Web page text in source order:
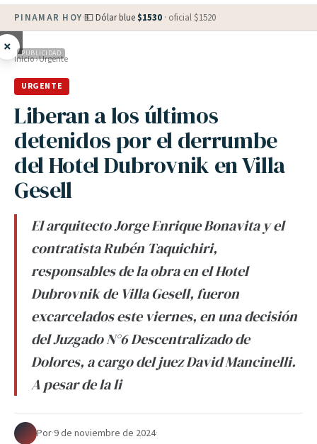
PINAMAR HOY·💵 Dólar blue $1530 · oficial $1520
× PUBLICIDAD
Inicio›Urgente
URGENTE
Liberan a los últimos
detenidos por el derrumbe
del Hotel Dubrovnik en Villa
Gesell
El arquitecto Jorge Enrique Bonavita y el
contratista Rubén Taquichiri,
responsables de la obra en el Hotel
Dubrovnik de Villa Gesell, fueron
excarcelados este viernes, en una decisión
del Juzgado N°6 Descentralizado de
Dolores, a cargo del juez David Mancinelli.
A pesar de la li
Por·9 de noviembre de 2024·